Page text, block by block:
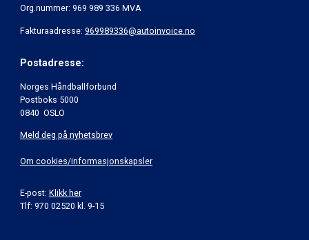
Org.nummer: 969 989 336 MVA
Fakturaadresse: 969989336@autoinvoice.no
Postadresse:
Norges Håndballforbund
Postboks 5000
0840 OSLO
Meld deg på nyhetsbrev
Om cookies/informasjonskapsler
E-post: Klikk her
Tlf: 970 02520 kl. 9-15